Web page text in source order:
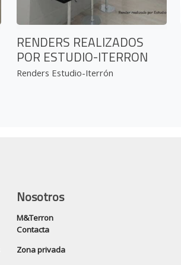
RENDERS REALIZADOS
POR ESTUDIO-ITERRON
Renders Estudio-Iterrón
Nosotros
M&Terron
Contacta
Zona privada